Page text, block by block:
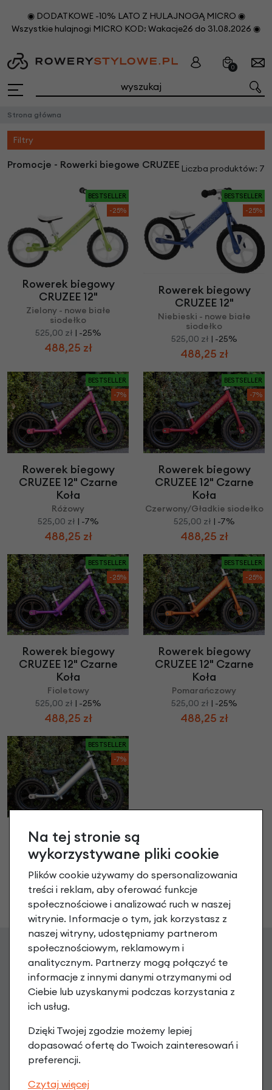
◉ DODATKOWE -10% LATO Z HULAJNOGĄ MICRO ◉
Wszystkie hulajnogi MICRO KOD: Wakacje26 do 31.08.2026 ◉
0
Strona główna
Filtry
Promocje - Rowerki biegowe CRUZEE Liczba produktów: 7
BESTSELLER
-25%
Rowerek biegowy
CRUZEE 12"
Zielony - nowe białe
siodełko
525,00 zł | -25%
488,25 zł
BESTSELLER
-25%
Rowerek biegowy
CRUZEE 12"
Niebieski - nowe białe
siodełko
525,00 zł | -25%
488,25 zł
BESTSELLER
-7%
Rowerek biegowy
CRUZEE 12" Czarne
Koła
Różowy
525,00 zł | -7%
488,25 zł
BESTSELLER
-7%
Rowerek biegowy
CRUZEE 12" Czarne
Koła
Czerwony/Gładkie siodełko
525,00 zł | -7%
488,25 zł
BESTSELLER
-25%
Rowerek biegowy
CRUZEE 12" Czarne
Koła
Fioletowy
525,00 zł | -25%
488,25 zł
BESTSELLER
-25%
Rowerek biegowy
CRUZEE 12" Czarne
Koła
Pomarańczowy
525,00 zł | -25%
488,25 zł
BESTSELLER
-7%
Rowerek biegowy
CRUZEE 12" Czarne
Koła
Srebrny
525,00 zł | -7%
488,25 zł
Zgarnij 20 zł na pierwsze
zakupy
powyżej 199 PLN oraz informacje o nowościach i promocjach
podaj swój adres e-mail
Na tej stronie są
wykorzystywane pliki cookie
Plików cookie używamy do spersonalizowania
treści i reklam, aby oferować funkcje
społecznościowe i analizować ruch w naszej
witrynie. Informacje o tym, jak korzystasz z
naszej witryny, udostępniamy partnerom
społecznościowym, reklamowym i
analitycznym. Partnerzy mogą połączyć te
informacje z innymi danymi otrzymanymi od
Ciebie lub uzyskanymi podczas korzystania z
ich usług.
Dzięki Twojej zgodzie możemy lepiej
dopasować ofertę do Twoich zainteresowań i
preferencji.
Czytaj więcej